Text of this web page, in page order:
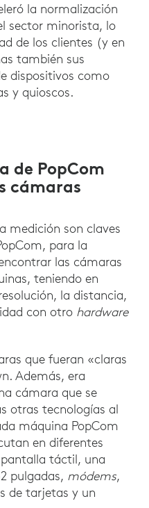
la normalización
sector minorista, lo
de los clientes (y en
también sus
dispositivos como
y quioscos.
de PopCom
cámaras
medición son claves
para la
las cámaras
teniendo en
la distancia,
con otro hardware
que fueran «claras
Además, era
cámara que se
otras tecnologías al
máquina PopCom
en diferentes
táctil, una
pulgadas, módems,
de tarjetas y un